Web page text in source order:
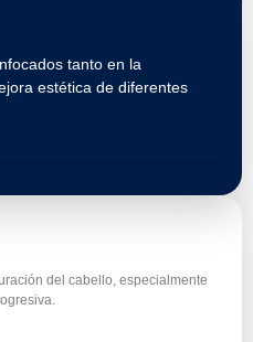
tanto en la
estética de diferentes
del cabello, especialmente